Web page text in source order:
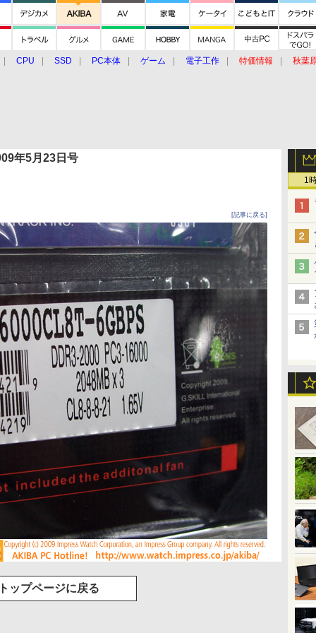
CPU SSD PC本体 ゲーム 電子工作 特価情報
秋葉
1
年5月23日号
[記事に戻る]
ップページに戻る